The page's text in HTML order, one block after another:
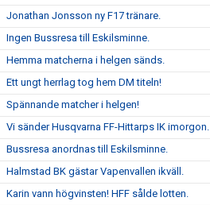
Jonathan Jonsson ny F17 tränare.
Ingen Bussresa till Eskilsminne.
Hemma matcherna i helgen sänds.
Ett ungt herrlag tog hem DM titeln!
Spännande matcher i helgen!
Vi sänder Husqvarna FF-Hittarps IK imorgon.
Bussresa anordnas till Eskilsminne.
Halmstad BK gästar Vapenvallen ikväll.
Karin vann högvinsten! HFF sålde lotten.